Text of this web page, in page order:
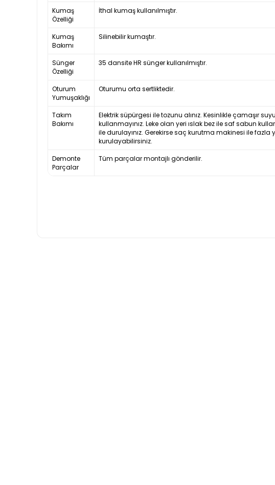
Kumaş
Özelliği
İthal kumaş kullanılmıştır.
Kumaş
Bakımı
Silinebilir kumaştır.
Sünger
Özelliği
35 dansite HR sünger kullanılmıştır.
Oturum
Yumuşaklığı
Oturumu orta sertliktedir.
Takım
Bakımı
Elektrik süpürgesi ile tozunu alınız. Kesinlikle çamaşır
kullanmayınız. Leke olan yeri ıslak bez ile saf sabun
ile durulayınız. Gerekirse saç kurutma makinesi ile fazla
kurulayabilirsiniz.
Demonte
Parçalar
Tüm parçalar montajlı gönderilir.